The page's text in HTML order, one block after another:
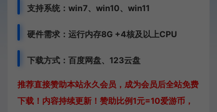
支持系统：win7、win10、win11
硬件需求：运行内存8G +4核及以上CPU
下载方式： 百度网盘、 123云盘
推荐直接赞助本站永久会员，成为会员后全站免费
下载！内容持续更新！赞助比例1元=10爱游币，